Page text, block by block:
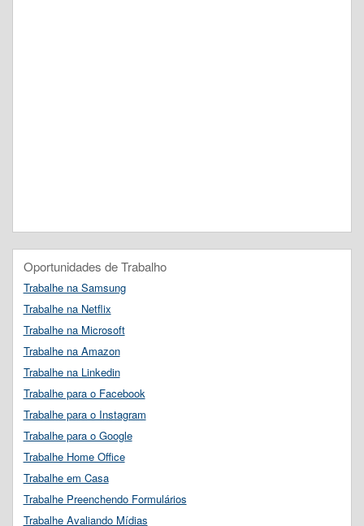
Oportunidades de Trabalho
Trabalhe na Samsung
Trabalhe na Netflix
Trabalhe na Microsoft
Trabalhe na Amazon
Trabalhe na Linkedin
Trabalhe para o Facebook
Trabalhe para o Instagram
Trabalhe para o Google
Trabalhe Home Office
Trabalhe em Casa
Trabalhe Preenchendo Formulários
Trabalhe Avaliando Mídias